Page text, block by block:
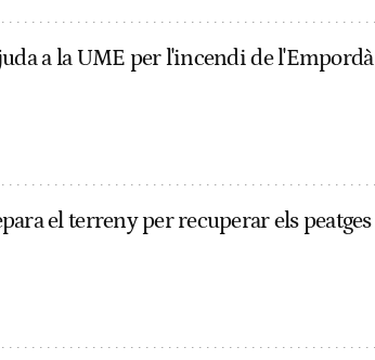
a la UME per l'incendi de l'Empordà
el terreny per recuperar els peatges